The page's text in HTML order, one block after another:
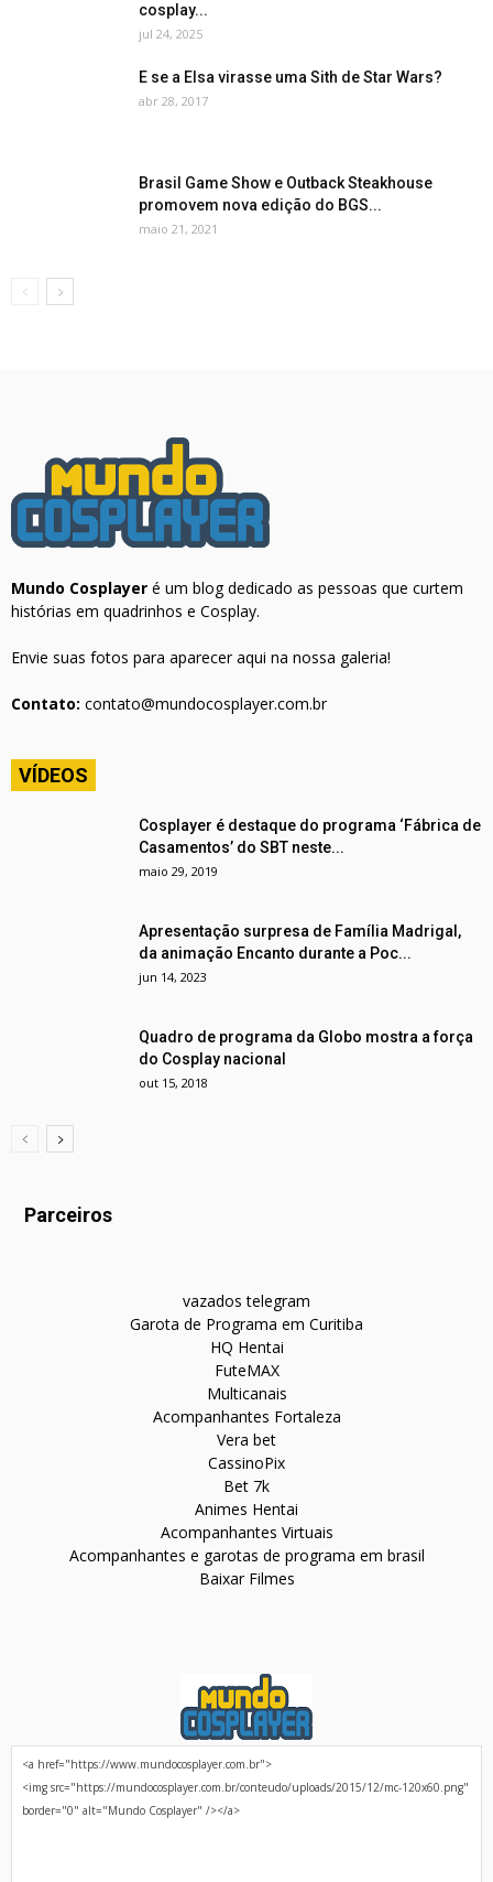
cosplay...
jul 24, 2025
E se a Elsa virasse uma Sith de Star Wars?
abr 28, 2017
Brasil Game Show e Outback Steakhouse
promovem nova edição do BGS...
maio 21, 2021
Mundo Cosplayer é um blog dedicado as pessoas que curtem
histórias em quadrinhos e Cosplay.
Envie suas fotos para aparecer aqui na nossa galeria!
Contato: contato@mundocosplayer.com.br
VÍDEOS
Cosplayer é destaque do programa ‘Fábrica de
Casamentos’ do SBT neste...
maio 29, 2019
Apresentação surpresa de Família Madrigal,
da animação Encanto durante a Poc...
jun 14, 2023
Quadro de programa da Globo mostra a força
do Cosplay nacional
out 15, 2018
Parceiros
vazados telegram
Garota de Programa em Curitiba
HQ Hentai
FuteMAX
Multicanais
Acompanhantes Fortaleza
Vera bet
CassinoPix
Bet 7k
Animes Hentai
Acompanhantes Virtuais
Acompanhantes e garotas de programa em brasil
Baixar Filmes